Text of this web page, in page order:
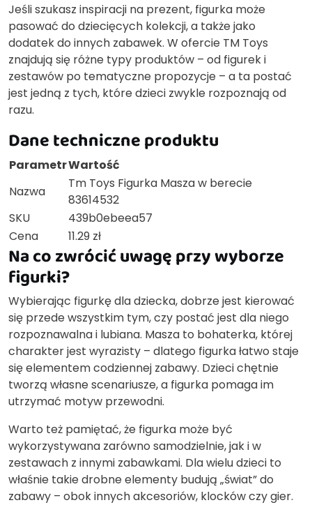
Jeśli szukasz inspiracji na prezent, figurka może
pasować do dziecięcych kolekcji, a także jako
dodatek do innych zabawek. W ofercie TM Toys
znajdują się różne typy produktów – od figurek i
zestawów po tematyczne propozycje – a ta postać
jest jedną z tych, które dzieci zwykle rozpoznają od
razu.
Dane techniczne produktu
ParametrWartość
Nazwa
Tm Toys Figurka Masza w berecie
83614532
SKU
439b0ebeea57
Cena
11.29 zł
Na co zwrócić uwagę przy wyborze
figurki?
Wybierając figurkę dla dziecka, dobrze jest kierować
się przede wszystkim tym, czy postać jest dla niego
rozpoznawalna i lubiana. Masza to bohaterka, której
charakter jest wyrazisty – dlatego figurka łatwo staje
się elementem codziennej zabawy. Dzieci chętnie
tworzą własne scenariusze, a figurka pomaga im
utrzymać motyw przewodni.
Warto też pamiętać, że figurka może być
wykorzystywana zarówno samodzielnie, jak i w
zestawach z innymi zabawkami. Dla wielu dzieci to
właśnie takie drobne elementy budują „świat” do
zabawy – obok innych akcesoriów, klocków czy gier.